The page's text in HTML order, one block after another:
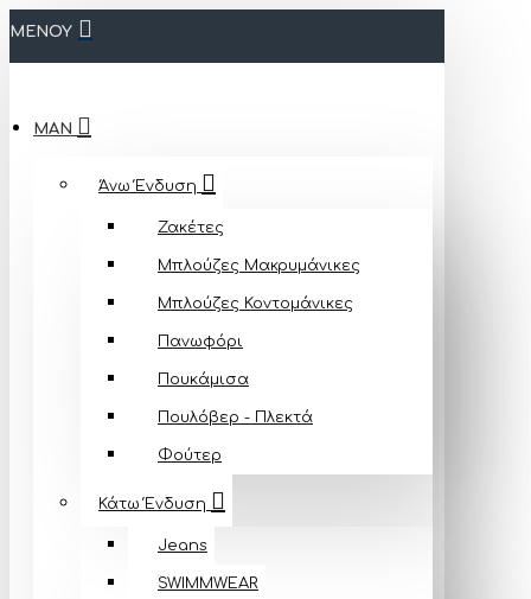
ΜΕΝΟΥ
MAN
Άνω Ένδυση
Ζακέτες
Μπλούζες Mακρυμάνικες
Μπλούζες Κοντομάνικες
Πανωφόρι
Πουκάμισα
Πουλόβερ - Πλεκτά
Φούτερ
Κάτω Ένδυση
Jeans
SWIMMWEAR